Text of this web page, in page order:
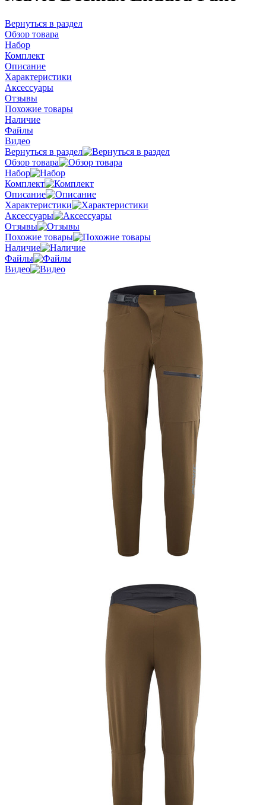
Вернуться в раздел
Обзор товара
Набор
Комплект
Описание
Характеристики
Аксессуары
Отзывы
Похожие товары
Наличие
Файлы
Видео
Вернуться в раздел
Обзор товара
Набор
Комплект
Описание
Характеристики
Аксессуары
Отзывы
Похожие товары
Наличие
Файлы
Видео